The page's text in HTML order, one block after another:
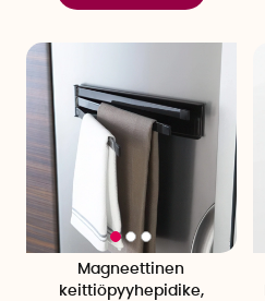
Magneettinen
keittiöpyyhepidike,